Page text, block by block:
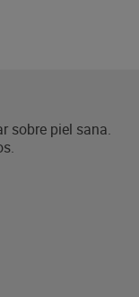
sobre piel sana.